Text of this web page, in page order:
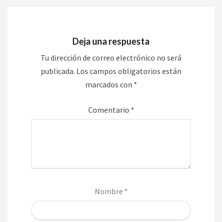
Deja una respuesta
Tu dirección de correo electrónico no será
publicada. Los campos obligatorios están
marcados con *
Comentario *
Nombre *